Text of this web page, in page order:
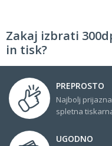
Zakaj izbrati
in tisk?
PREPROSTO
Najbolj prijazna
spletna
UGODNO